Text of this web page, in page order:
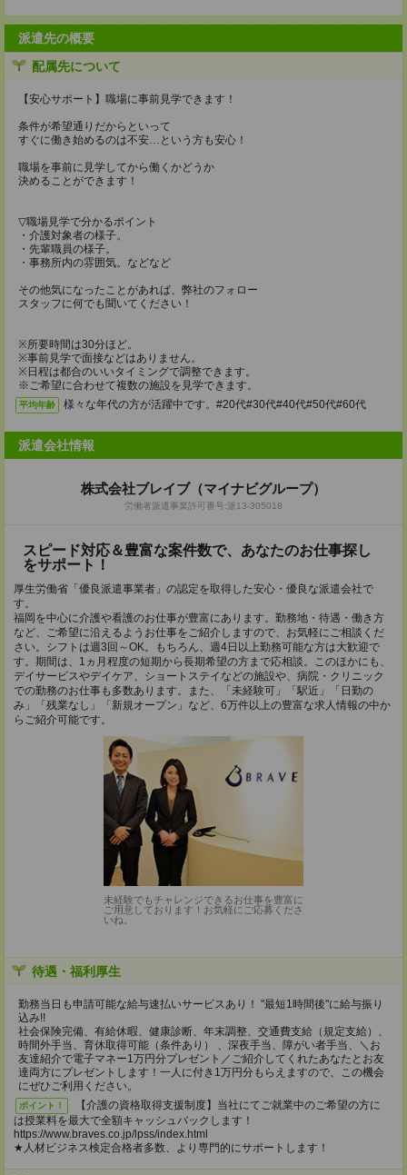
派遣先の概要
配属先について
【安心サポート】職場に事前見学できます！
条件が希望通りだからといって
すぐに働き始めるのは不安…という方も安心！
職場を事前に見学してから働くかどうか
決めることができます！
▽職場見学で分かるポイント
・介護対象者の様子。
・先輩職員の様子。
・事務所内の雰囲気。などなど
その他気になったことがあれば、弊社のフォロー
スタッフに何でも聞いてください！
※所要時間は30分ほど。
※事前見学で面接などはありません。
※日程は都合のいいタイミングで調整できます。
※ご希望に合わせて複数の施設を見学できます。
平均年齢 様々な年代の方が活躍中です。#20代#30代#40代#50代#60代
派遣会社情報
株式会社ブレイブ（マイナビグループ）
労働者派遣事業許可番号:派13-305018
スピード対応＆豊富な案件数で、あなたのお仕事探し
をサポート！
厚生労働省「優良派遣事業者」の認定を取得した安心・優良な派遣会社で
す。
福岡を中心に介護や看護のお仕事が豊富にあります。勤務地・待遇・働き方
など、ご希望に沿えるようお仕事をご紹介しますので、お気軽にご相談くだ
さい。シフトは週3回～OK。もちろん、週4日以上勤務可能な方は大歓迎で
す。期間は、1ヵ月程度の短期から長期希望の方まで応相談。このほかにも、
デイサービスやデイケア、ショートステイなどの施設や、病院・クリニック
での勤務のお仕事も多数あります。また、「未経験可」「駅近」「日勤の
み」「残業なし」「新規オープン」など、6万件以上の豊富な求人情報の中か
らご紹介可能です。
未経験でもチャレンジできるお仕事を豊富に
ご用意しております！お気軽にご応募くださ
いね。
待遇・福利厚生
勤務当日も申請可能な給与速払いサービスあり！ "最短1時間後"に給与振り
込み!!
社会保険完備、有給休暇、健康診断、年末調整、交通費支給（規定支給）、
時間外手当、育休取得可能（条件あり） 、深夜手当、障がい者手当、＼お
友達紹介で電子マネー1万円分プレゼント／ご紹介してくれたあなたとお友
達両方にプレゼントします！一人に付き1万円分もらえますので、この機会
にぜひご利用ください。
ポイント！
【介護の資格取得支援制度】当社にてご就業中のご希望の方に
は授業料を最大で全額キャッシュバックします！
https://www.braves.co.jp/lpss/index.html
★人材ビジネス検定合格者多数、より専門的にサポートします！